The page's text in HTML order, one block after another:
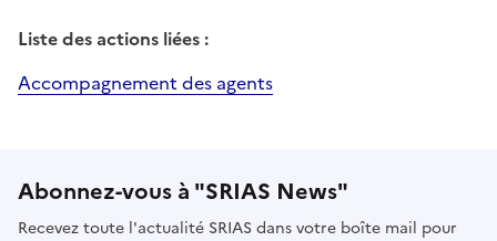
Liste des actions liées :
Accompagnement des agents
Abonnez-vous à "SRIAS News"
Recevez toute l'actualité SRIAS dans votre boîte mail pour